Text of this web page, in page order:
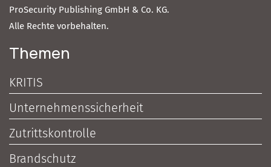
ProSecurity Publishing GmbH & Co. KG.
Alle Rechte vorbehalten.
Themen
KRITIS
Unternehmenssicherheit
Zutrittskontrolle
Brandschutz